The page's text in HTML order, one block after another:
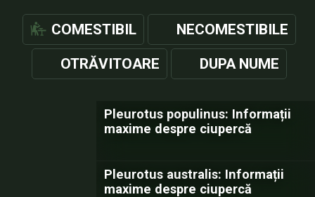
COMESTIBIL NECOMESTIBILE
OTRĂVITOARE DUPA NUME
Pleurotus populinus: Informații
maxime despre ciupercă
Pleurotus australis: Informații
maxime despre ciupercă